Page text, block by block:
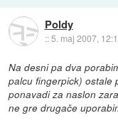
Poldy
::5. maj 2007,
Na desni pa dva
palcu fingerpick) ostale
ponavadi za naslon
ne gre drugače